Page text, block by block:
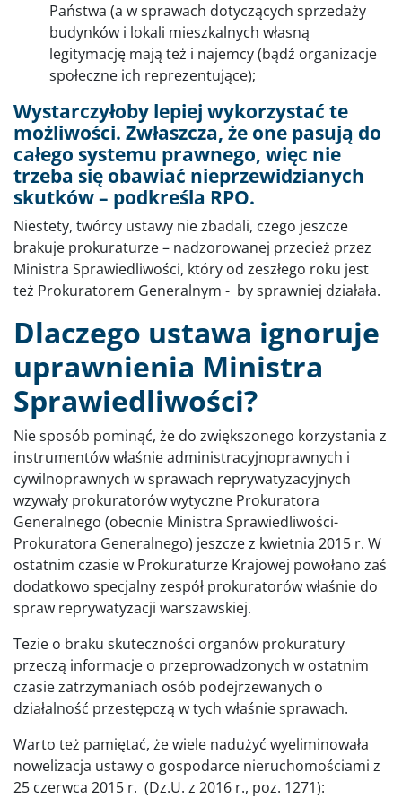
Państwa (a w sprawach dotyczących sprzedaży
budynków i lokali mieszkalnych własną
legitymację mają też i najemcy (bądź organizacje
społeczne ich reprezentujące);
Wystarczyłoby lepiej wykorzystać te
możliwości. Zwłaszcza, że one pasują do
całego systemu prawnego, więc nie
trzeba się obawiać nieprzewidzianych
skutków – podkreśla RPO.
Niestety, twórcy ustawy nie zbadali, czego jeszcze
brakuje prokuraturze – nadzorowanej przecież przez
Ministra Sprawiedliwości, który od zeszłego roku jest
też Prokuratorem Generalnym - by sprawniej działała.
Dlaczego ustawa ignoruje
uprawnienia Ministra
Sprawiedliwości?
Nie sposób pominąć, że do zwiększonego korzystania z
instrumentów właśnie administracyjnoprawnych i
cywilnoprawnych w sprawach reprywatyzacyjnych
wzywały prokuratorów wytyczne Prokuratora
Generalnego (obecnie Ministra Sprawiedliwości-
Prokuratora Generalnego) jeszcze z kwietnia 2015 r. W
ostatnim czasie w Prokuraturze Krajowej powołano zaś
dodatkowo specjalny zespół prokuratorów właśnie do
spraw reprywatyzacji warszawskiej.
Tezie o braku skuteczności organów prokuratury
przeczą informacje o przeprowadzonych w ostatnim
czasie zatrzymaniach osób podejrzewanych o
działalność przestępczą w tych właśnie sprawach.
Warto też pamiętać, że wiele nadużyć wyeliminowała
nowelizacja ustawy o gospodarce nieruchomościami z
25 czerwca 2015 r. (Dz.U. z 2016 r., poz. 1271):